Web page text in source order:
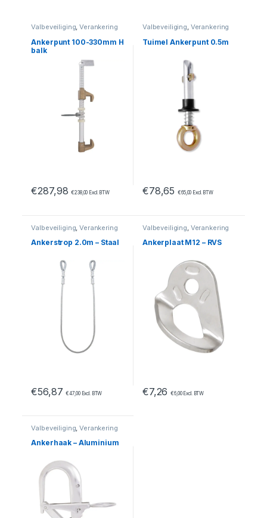
Valbeveiliging,Verankering
Ankerpunt 100-330mm H
balk
€287,98 €238,00 Excl. BTW
Valbeveiliging, Verankering
Tuimel Ankerpunt 0.5m
€78,65 €65,00 Excl. BTW
Valbeveiliging ,Verankering
Ankerstrop 2.0m – Staal
€56,87 €47,00Excl. BTW
Valbeveiliging Verankering
Ankerplaat M12 – RVS
€7,26 €6,00Excl. BTW
Valbeveiliging,Verankering
Ankerhaak – Aluminium